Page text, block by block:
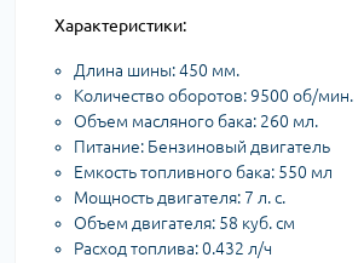
Характеристики:
Длина шины: 450 мм.
Количество оборотов: 9500 об/мин.
Объем масляного бака: 260 мл.
Питание: Бензиновый двигатель
Емкость топливного бака: 550 мл
Мощность двигателя: 7 л. с.
Объем двигателя: 58 куб. см
Расход топлива: 0.432 л/ч